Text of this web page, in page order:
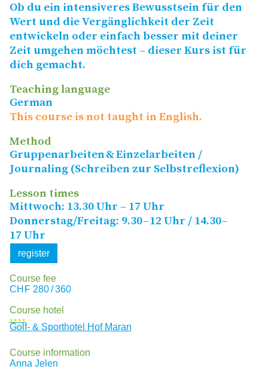
Ob du ein intensiveres Bewusstsein für den
Wert und die Vergänglichkeit der Zeit
entwickeln oder einfach besser mit deiner
Zeit umgehen möchtest – dieser Kurs ist für
dich gemacht.
Teaching language
German
This course is not taught in English.
Method
Gruppenarbeiten&Einzelarbeiten /
Journaling (Schreiben zur Selbstreflexion)
Lesson times
Mittwoch: 13.30 Uhr – 17 Uhr
Donnerstag/​Freitag: 9.30 – 12 Uhr / 14.30 –
17 Uhr
register
Course fee
CHF280 / 360
Course hotel
★★★★
Golf- & Sporthotel Hof Maran
Course information
Anna Jelen